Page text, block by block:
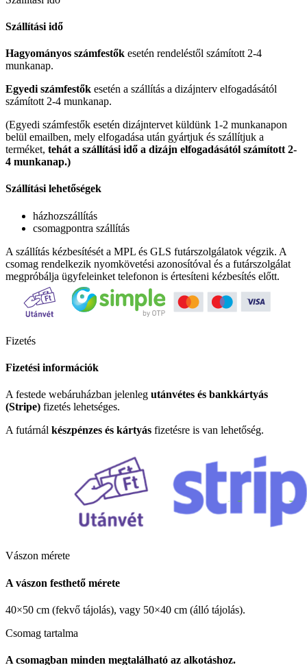
Szállítási idő
Hagyományos számfestők esetén rendeléstől számított 2-4
munkanap.
Egyedi számfestők esetén a szállítás a dizájnterv elfogadásától
számított 2-4 munkanap.
(Egyedi számfestők esetén dizájntervet küldünk 1-2 munkanapon
belül emailben, mely elfogadása után gyártjuk és szállítjuk a
terméket, tehát a szállítási idő a dizájn elfogadásától számított 2-
4 munkanap.)
Szállítási lehetőségek
házhozszállítás
csomagpontra szállítás
A szállítás kézbesítését a MPL és GLS futárszolgálatok végzik. A
csomag rendelkezik nyomkövetési azonosítóval és a futárszolgálat
megpróbálja ügyfeleinket telefonon is értesíteni kézbesítés előtt.
Fizetés
Fizetési információk
A festede webáruházban jelenleg utánvétes és bankkártyás
(Stripe) fizetés lehetséges.
A futárnál készpénzes és kártyás fizetésre is van lehetőség.
Vászon mérete
A vászon festhető mérete
40×50 cm (fekvő tájolás), vagy 50×40 cm (álló tájolás).
Csomag tartalma
A csomagban minden megtalálható az alkotáshoz.